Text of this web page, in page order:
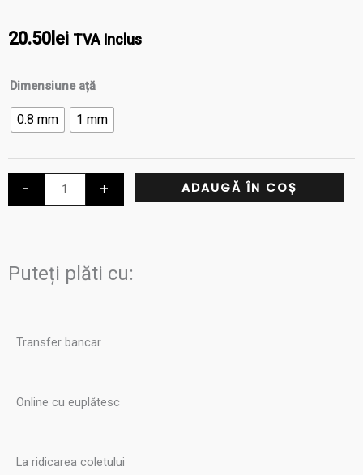
20.50 lei TVA Inclus
Dimensiune ață
0.8 mm 1 mm
-
Cantitate
Ata
cerata
0,8mm-
1mm,
ALBASTRU
+ ADAUGĂ ÎN COȘ
Puteți plăti cu:
Transfer bancar
Online cu euplătesc
La ridicarea coletului